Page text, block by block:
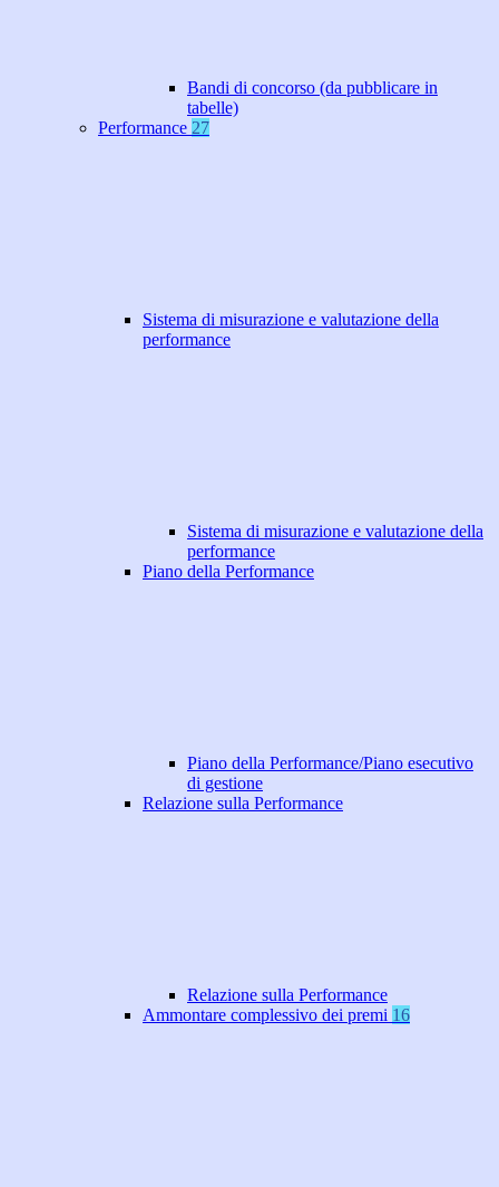
Bandi di concorso (da pubblicare in
tabelle)
Performance 27
Sistema di misurazione e valutazione della
performance
Sistema di misurazione e valutazione della
performance
Piano della Performance
Piano della Performance/Piano esecutivo
di gestione
Relazione sulla Performance
Relazione sulla Performance
Ammontare complessivo dei premi 16